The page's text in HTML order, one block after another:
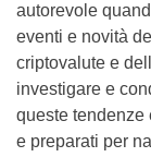
autorevole
eventi e novità
criptovalute e
investigare e
queste tendenze
e preparati per